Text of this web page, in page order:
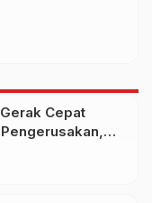
Cepat
Koordinasi